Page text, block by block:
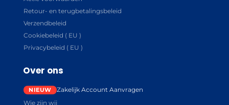
Retour- en terugbetalingsbeleid
Verzendbeleid
Cookiebeleid ( EU )
Privacybeleid ( EU )
Over ons
Zakelijk Account Aanvragen
Wie zijn wij